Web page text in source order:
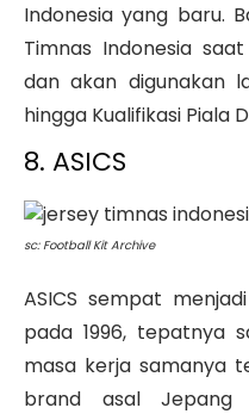
Indonesia yang baru.
Timnas Indonesia
dan akan digunakan
hingga Kualifikasi Piala
8. ASICS
sc: Football Kit Archive
ASICS sempat
pada 1996, tepatnya
masa kerja samanya
brand asal